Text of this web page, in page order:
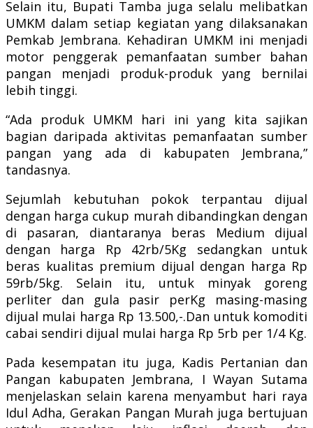
Selain itu, Bupati Tamba juga selalu melibatkan
UMKM dalam setiap kegiatan yang dilaksanakan
Pemkab Jembrana. Kehadiran UMKM ini menjadi
motor penggerak pemanfaatan sumber bahan
pangan menjadi produk-produk yang bernilai
lebih tinggi.
“Ada produk UMKM hari ini yang kita sajikan
bagian daripada aktivitas pemanfaatan sumber
pangan yang ada di kabupaten Jembrana,”
tandasnya.
Sejumlah kebutuhan pokok terpantau dijual
dengan harga cukup murah dibandingkan dengan
di pasaran, diantaranya beras Medium dijual
dengan harga Rp 42rb/5Kg sedangkan untuk
beras kualitas premium dijual dengan harga Rp
59rb/5kg. Selain itu, untuk minyak goreng
perliter dan gula pasir perKg masing-masing
dijual mulai harga Rp 13.500,-.Dan untuk komoditi
cabai sendiri dijual mulai harga Rp 5rb per 1/4 Kg.
Pada kesempatan itu juga, Kadis Pertanian dan
Pangan kabupaten Jembrana, I Wayan Sutama
menjelaskan selain karena menyambut hari raya
Idul Adha, Gerakan Pangan Murah juga bertujuan